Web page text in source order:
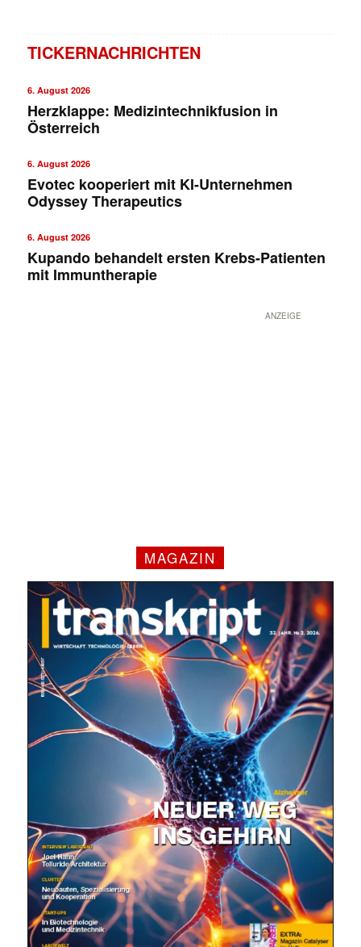
TICKERNACHRICHTEN
6. August 2026
Herzklappe: Medizintechnikfusion in
Österreich
6. August 2026
Evotec kooperiert mit KI-Unternehmen
Odyssey Therapeutics
6. August 2026
Kupando behandelt ersten Krebs-Patienten
mit Immuntherapie
ANZEIGE
MAGAZIN